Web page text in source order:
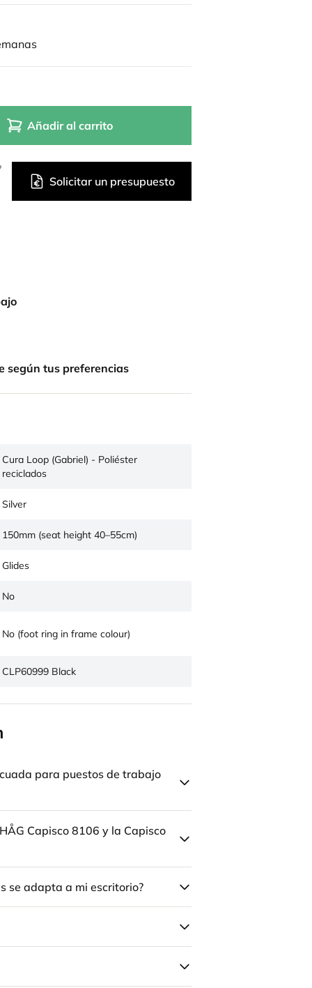
Añadir al carrito
Solicitar un presupuesto
según tus preferencias
Cura Loop (Gabriel) - Poliéster
reciclados
Silver
150mm (seat height 40–55cm)
Glides
No
No (foot ring in frame colour)
CLP60999 Black
para puestos de trabajo
Capisco 8106 y la Capisco
se adapta a mi escritorio?